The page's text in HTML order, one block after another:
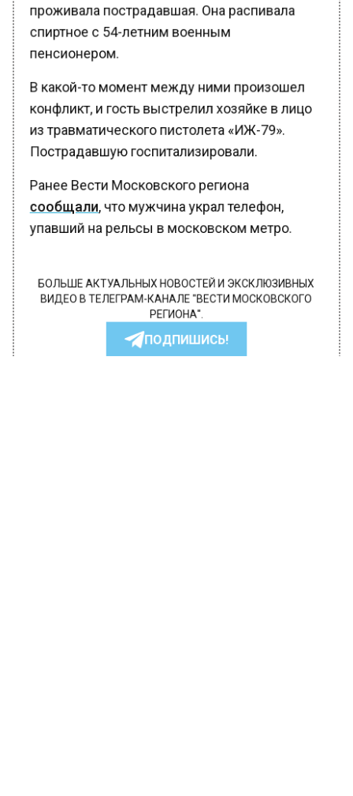
проживала пострадавшая. Она распивала
спиртное с 54-летним военным
пенсионером.
В какой-то момент между ними произошел
конфликт, и гость выстрелил хозяйке в лицо
из травматического пистолета «ИЖ-79».
Пострадавшую госпитализировали.
Ранее Вести Московского региона
сообщали, что мужчина украл телефон,
упавший на рельсы в московском метро.
БОЛЬШЕ АКТУАЛЬНЫХ НОВОСТЕЙ И ЭКСКЛЮЗИВНЫХ
ВИДЕО В ТЕЛЕГРАМ-КАНАЛЕ "ВЕСТИ МОСКОВСКОГО
РЕГИОНА".
ПОДПИШИСЬ!